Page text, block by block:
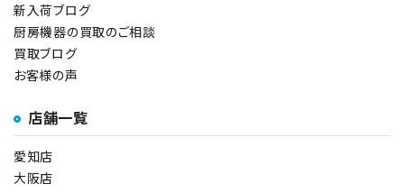
新入荷ブログ
厨房機器の買取のご相談
買取ブログ
お客様の声
店舗一覧
愛知店
大阪店